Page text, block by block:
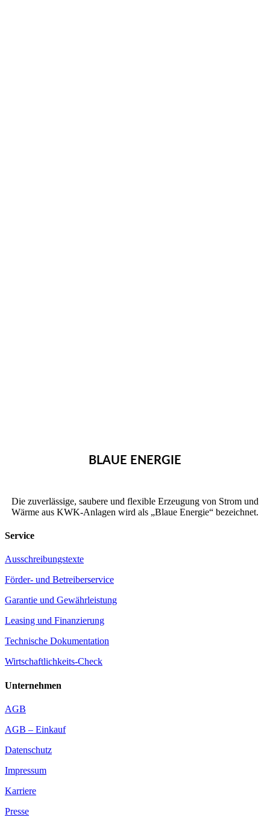
BLAUE ENERGIE
Die zuverlässige, saubere und flexible Erzeugung von Strom und
Wärme aus KWK-Anlagen wird als „Blaue Energie“ bezeichnet.
Service
Ausschreibungstexte
Förder- und Betreiberservice
Garantie und Gewährleistung
Leasing und Finanzierung
Technische Dokumentation
Wirtschaftlichkeits-Check
Unternehmen
AGB
AGB – Einkauf
Datenschutz
Impressum
Karriere
Presse